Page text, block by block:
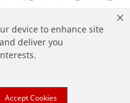
device to enhance site
deliver you
Accept Cookies